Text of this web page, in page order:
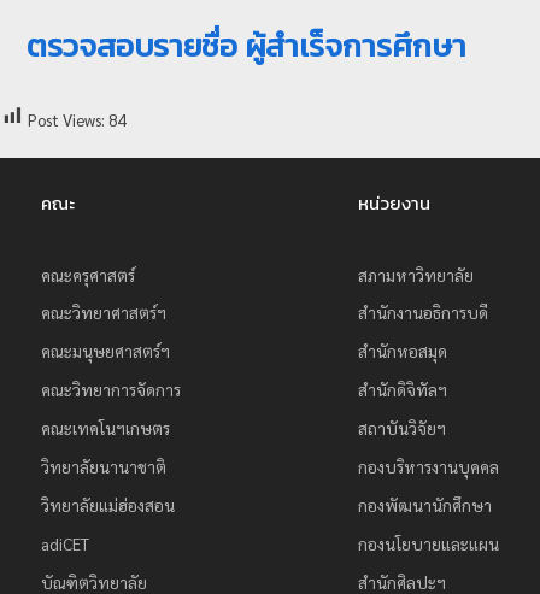
ย
ย
า
ภั
ฏ
เ
ชี
ย
ม่
ตรวจสอบรายชื่อ ผู้สำเร็จการศึกษา
Post Views: 84
คณะ
คณะครุศาสตร์
คณะวิทยาศาสตร์ฯ
คณะมนุษยศาสตร์ฯ
คณะวิทยาการจัดการ
คณะเทคโนฯเกษตร
วิทยาลัยนานาชาติ
วิทยาลัยแม่ฮ่องสอน
adiCET
บัณฑิตวิทยาลัย
หน่วยงาน
สภามหาวิทยาลัย
สำนักงานอธิการบดี
สำนักหอสมุด
สำนักดิจิทัลฯ
สถาบันวิจัยฯ
กองบริหารงานบุคคล
กองพัฒนานักศึกษา
กองนโยบายและแผน
สำนักศิลปะฯ